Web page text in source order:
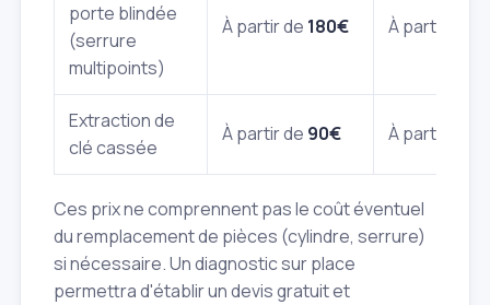
porte blindée
(serrure
multipoints)
À partir de 180€ À partir de
Extraction de
clé cassée
À partir de 90€ À partir de
Ces prix ne comprennent pas le coût éventuel
du remplacement de pièces (cylindre, serrure)
si nécessaire. Un diagnostic sur place
permettra d'établir un devis gratuit et